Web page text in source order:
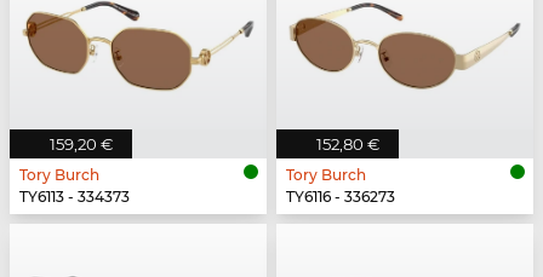
159,20 €
Tory Burch
TY6113 - 334373
152,80 €
Tory Burch
TY6116 - 336273